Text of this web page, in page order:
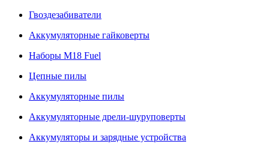
Гвоздезабиватели
Аккумуляторные гайковерты
Наборы M18 Fuel
Цепные пилы
Аккумуляторные пилы
Аккумуляторные дрели-шуруповерты
Аккумуляторы и зарядные устройства